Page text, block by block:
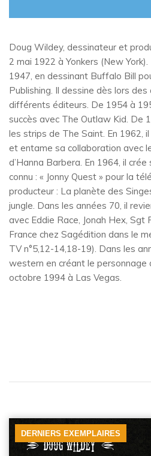
Doug Wildey, dessinateur et
2 mai 1922 à Yonkers (New
1947, en dessinant Buffalo Bill
Publishing. Il dessine dès lors
différents éditeurs. De 1954 à
succès avec The Outlaw Kid. De
les strips de The Saint. En 1962,
et entame sa collaboration avec
d’Hanna Barbera. En 1964, il
connu : « Jonny Quest » pour la
producteur : La planète des
jungle. Dans les années 70, il
avec Eddie Race, Jonah Hex, Sgt
France chez Sagédition dans le
TV n°5,12-14,18-19). Dans les
western en créant le personnage
octobre 1994 à Las Vegas.
DERNIERS EXEMPLAIRES